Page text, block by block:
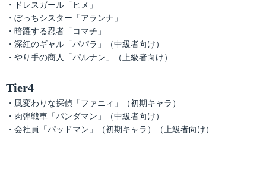
・ドレスガール「ヒメ」
・ぼっちシスター「アランナ」
・暗躍する忍者「コマチ」
・深紅のギャル「パパラ」（中級者向け）
・やり手の商人「パルナン」（上級者向け）
Tier4
・風変わりな探偵「ファニィ」（初期キャラ）
・肉弾戦車「パンダマン」（中級者向け）
・会社員「パッドマン」（初期キャラ）（上級者向け）